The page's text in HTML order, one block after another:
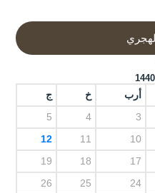
أرب خ ج
3
4
5
10
11
12
17
18
19
24
25
26